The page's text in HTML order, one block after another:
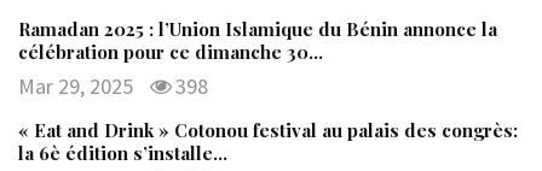
Ramadan 2025 : l’Union Islamique du Bénin annonce la
célébration pour ce dimanche 30…
Mar 29, 2025 398
« Eat and Drink » Cotonou festival au palais des congrès:
la 6è édition s’installe…